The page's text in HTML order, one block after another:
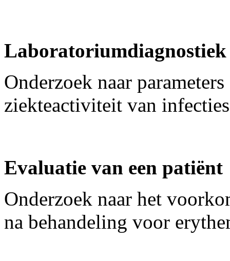
Laboratoriumdiagnostiek
Onderzoek naar
ziekteactiviteit van
Evaluatie van een patiënt
Onderzoek naar het
na behandeling voor